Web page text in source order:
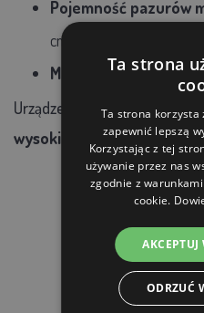
Pojemność pazurów
cm3)
Masa pazurów : 2050 g
Urządzenie jest idealne dla
wysokiej jakości i
Ta strona
Ta strona korzysta
zapewnić lepszą
Korzystając z tej
używanie przez nas
zgodnie z
cookie.
AKCEPTUJ
ODRZUĆ